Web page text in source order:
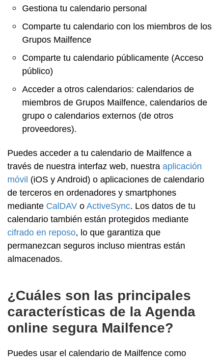
Gestiona tu calendario personal
Comparte tu calendario con los miembros de los
Grupos Mailfence
Comparte tu calendario públicamente (Acceso
público)
Acceder a otros calendarios: calendarios de
miembros de Grupos Mailfence, calendarios de
grupo o calendarios externos (de otros
proveedores).
Puedes acceder a tu calendario de Mailfence a
través de nuestra interfaz web, nuestra aplicación
móvil (iOS y Android) o aplicaciones de calendario
de terceros en ordenadores y smartphones
mediante CalDAV oActiveSync. Los datos de tu
calendario también están protegidos mediante
cifrado en reposo, lo que garantiza que
permanezcan seguros incluso mientras están
almacenados.
¿Cuáles son las principales
características de la Agenda
online segura Mailfence?
Puedes usar el calendario de Mailfence como